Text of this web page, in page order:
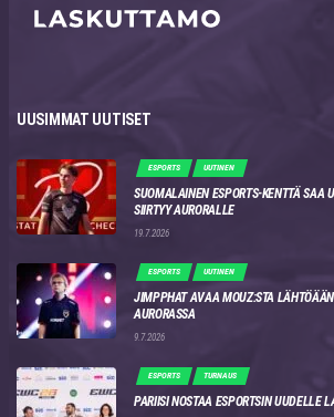
UUSIMMAT UUTISET
ESPORTS UUTINEN
SUOMALAINEN ESPORTS-KENTTÄ SAA
SIIRTYY AURORALLE
19.7.2026
ESPORTS UUTINEN
JIMPPHAT AVAA MOUZ:STA
AURORASSA
9.7.2026
ESPORTS TURNAUS
PARIISI NOSTAA ESPORTSIN UUDELLE